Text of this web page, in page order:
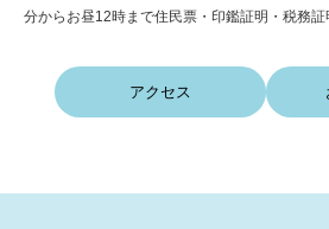
分からお昼12時まで住民票・印鑑証明・税務
アクセス